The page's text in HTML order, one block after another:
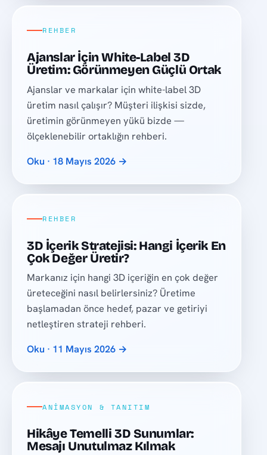
REHBER
Ajanslar İçin White-Label 3D
Üretim: Görünmeyen Güçlü Ortak
Ajanslar ve markalar için white-label 3D
üretim nasıl çalışır? Müşteri ilişkisi sizde,
üretimin görünmeyen yükü bizde —
ölçeklenebilir ortaklığın rehberi.
Oku · 18 Mayıs 2026 →
REHBER
3D İçerik Stratejisi: Hangi İçerik En
Çok Değer Üretir?
Markanız için hangi 3D içeriğin en çok değer
üreteceğini nasıl belirlersiniz? Üretime
başlamadan önce hedef, pazar ve getiriyi
netleştiren strateji rehberi.
Oku · 11 Mayıs 2026 →
ANIMASYON & TANITIM
Hikâye Temelli 3D Sunumlar:
Mesajı Unutulmaz Kılmak